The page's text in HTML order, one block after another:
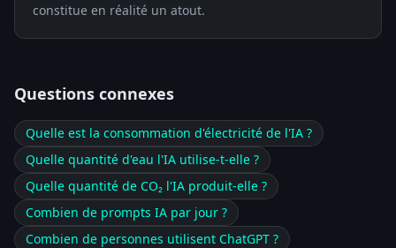
constitue en réalité un atout.
Questions connexes
Quelle est la consommation d'électricité de l'IA ?
Quelle quantité d'eau l'IA utilise-t-elle ?
Quelle quantité de CO₂ l'IA produit-elle ?
Combien de prompts IA par jour ?
Combien de personnes utilisent ChatGPT ?